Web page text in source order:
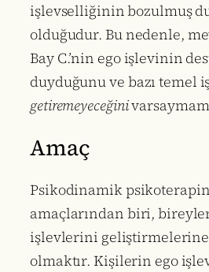
işlevselliğinin bozulmuş
olduğudur. Bu nedenle,
Bay C.’nin ego işlevinin
duyduğunu ve bazı temel
getiremeyeceğini
Amaç
Psikodinamik
amaçlarından biri,
işlevlerini geliştirmelerine
olmaktır. Kişilerin ego